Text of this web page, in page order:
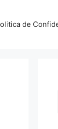
de